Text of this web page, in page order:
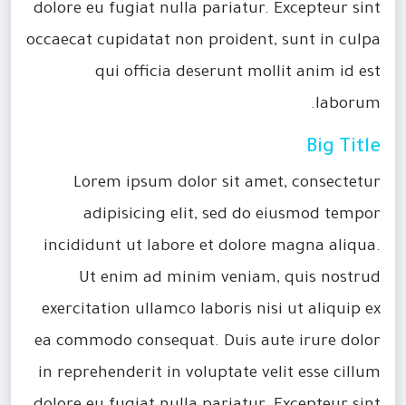
dolore eu fugiat nulla pariatur. Excepteur sint
occaecat cupidatat non proident, sunt in culpa
qui officia deserunt mollit anim id est
laborum.
Big Title
Lorem ipsum dolor sit amet, consectetur
adipisicing elit, sed do eiusmod tempor
incididunt ut labore et dolore magna aliqua.
Ut enim ad minim veniam, quis nostrud
exercitation ullamco laboris nisi ut aliquip ex
ea commodo consequat. Duis aute irure dolor
in reprehenderit in voluptate velit esse cillum